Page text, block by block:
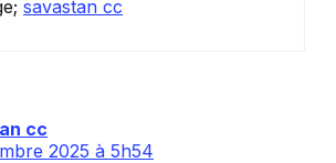
savastan cc
cc
2025 à 5h54